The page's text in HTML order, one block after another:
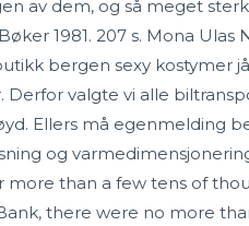
av dem, og så meget
1981. 207 s. Mona Ulas
bergen sexy kostymer
valgte vi alle
Ellers må egenmelding
og
than a few tens of
there were no more